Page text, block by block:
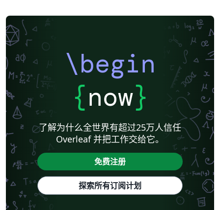
\begin
{now}
了解为什么全世界有超过25万人信任
Overleaf 并把工作交给它。
免费注册
探索所有订阅计划